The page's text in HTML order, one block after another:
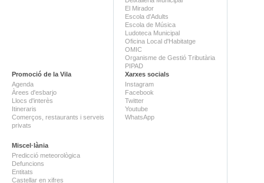
El Mirador
Escola d'Adults
Escola de Música
Ludoteca Municipal
Oficina Local d'Habitatge
OMIC
Organisme de Gestió Tributària
PIPAD
Promoció de la Vila
Agenda
Àrees d'esbarjo
Llocs d'interès
Itineraris
Comerços, restaurants i serveis
privats
Miscel·lània
Predicció meteorològica
Defuncions
Entitats
Castellar en xifres
Xarxes socials
Instagram
Facebook
Twitter
Youtube
WhatsApp